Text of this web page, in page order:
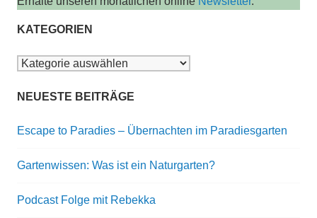
KATEGORIEN
Kategorien
NEUESTE BEITRÄGE
Escape to Paradies – Übernachten im Paradiesgarten
Gartenwissen: Was ist ein Naturgarten?
Podcast Folge mit Rebekka